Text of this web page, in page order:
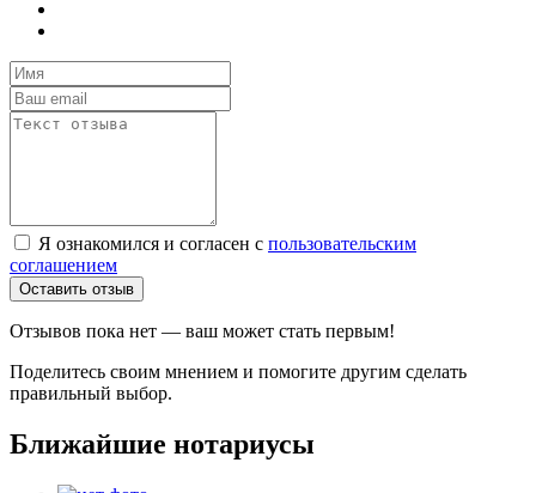
Я ознакомился и согласен с пользовательским
соглашением
Оставить отзыв
Отзывов пока нет — ваш может стать первым!
Поделитесь своим мнением и помогите другим сделать
правильный выбор.
Ближайшие нотариусы